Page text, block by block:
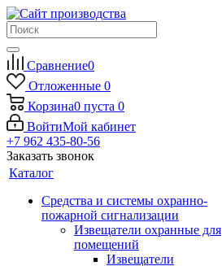
Сравнение0
Отложенные 0
Корзина0 пуста 0
ВойтиМой кабинет
+7 962 435-80-56
Заказать звонок
Каталог
Средства и системы охранно-
пожарной сигнализации
Извещатели охранные для
помещений
Извещатели